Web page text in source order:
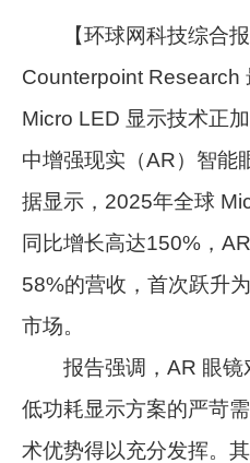
【环球网科技综合报
Counterpoint Research
Micro LED 显示技术正
中增强现实（AR）智能
据显示，2025年全球
同比增长高达150%，
58%的营收，首次跃升
市场。
报告强调，AR 眼镜
低功耗显示方案的严苛
术优势得以充分发挥。